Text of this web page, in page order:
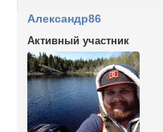
Александр86
Активный участник